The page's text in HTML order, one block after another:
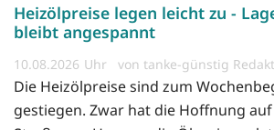
Heizölpreise legen leicht zu -
bleibt angespannt
10.08.2026 von tanke-günstig
Die Heizölpreise sind zum
gestiegen. Zwar hat die Hoffnung